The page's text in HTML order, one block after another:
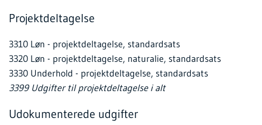
Projektdeltagelse
3310 Løn - projektdeltagelse, standardsats
3320 Løn - projektdeltagelse, naturalie, standardsats
3330 Underhold - projektdeltagelse, standardsats
3399 Udgifter til projektdeltagelse i alt
Udokumenterede udgifter